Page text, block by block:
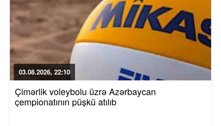
03.08.2026, 22:10
Çimərlik voleybolu üzrə Azərbaycan
çempionatının püşkü atılıb